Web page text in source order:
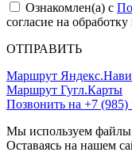
Ознакомлен(a) с
согласие на
ОТПРАВИТЬ
Маршрут
Маршрут Гугл.Карты
Позвонить на +7 (985)
Мы используем файлы
Оставаясь на нашем